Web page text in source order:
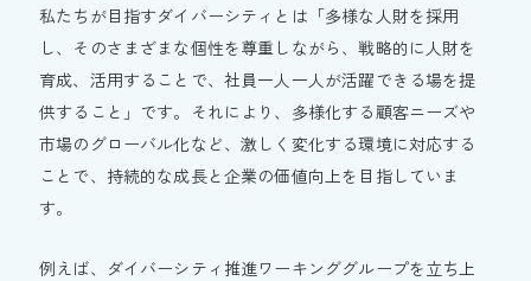
サイトマップ
ウェブアクセシビリティについて
Cookieポリシー
Copyright © Otsuka Pharmaceutical Factory, Inc.
私たちが目指すダイバーシティとは「多様な人財を採用
し、そのさまざまな個性を尊重しながら、戦略的に人財を
育成、活用することで、社員一人一人が活躍できる場を提
供すること」です。それにより、多様化する顧客ニーズや
市場のグローバル化など、激しく変化する環境に対応する
ことで、持続的な成長と企業の価値向上を目指していま
す。
例えば、ダイバーシティ推進ワーキンググループを立ち上